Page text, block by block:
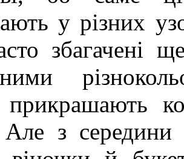
у різних
збагачені
прикрашають
з середини